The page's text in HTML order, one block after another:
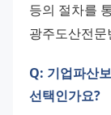
등의 절차를
광주도산전
Q: 기업파산
선택인가요?